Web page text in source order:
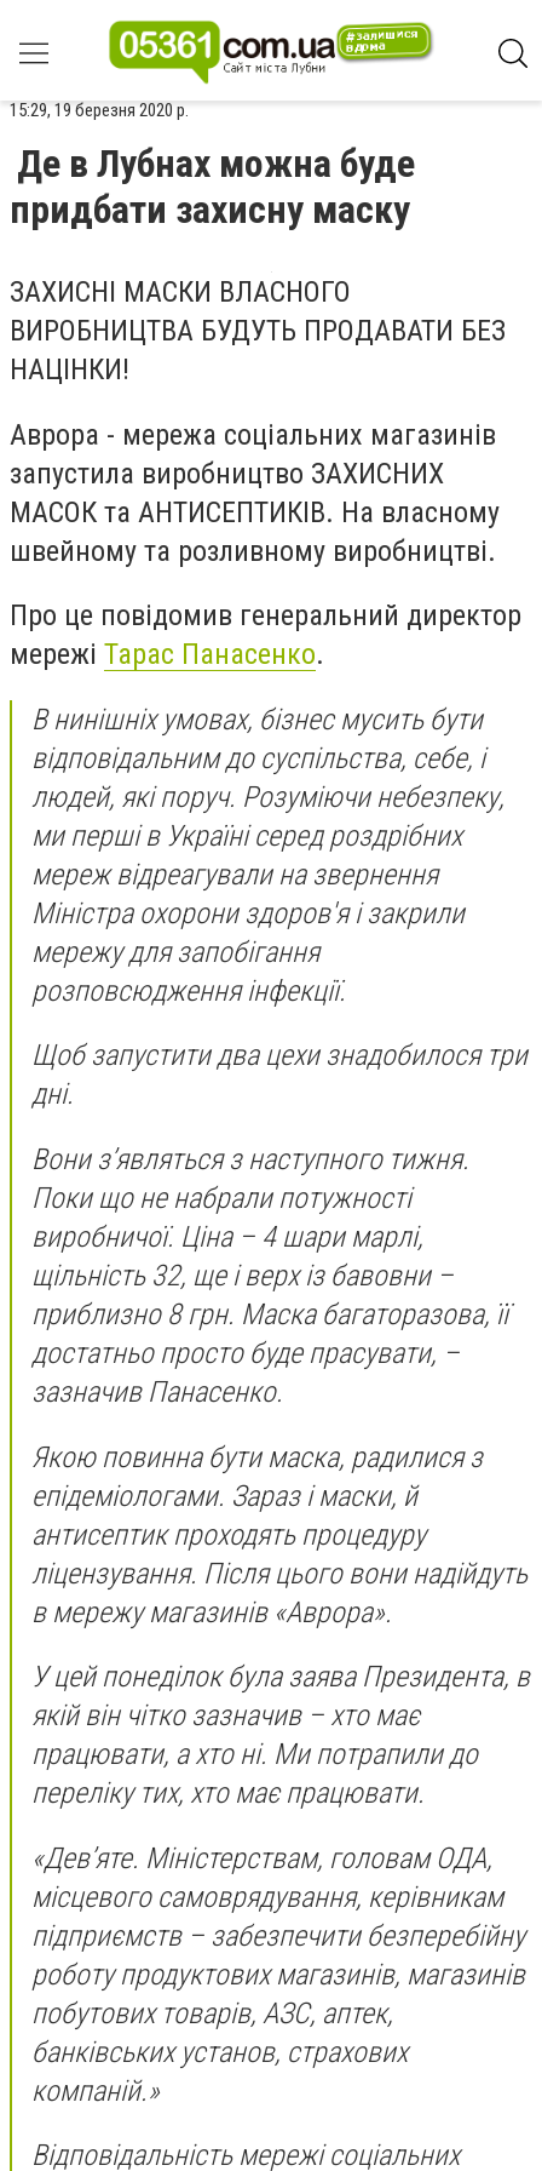
15:29, 19 березня 2020 р.
Де в Лубнах можна буде
придбати захисну маску
ЗАХИСНІ МАСКИ ВЛАСНОГО
ВИРОБНИЦТВА БУДУТЬ ПРОДАВАТИ БЕЗ
НАЦІНКИ!
Аврора - мережа соціальних магазинів
запустила виробництво ЗАХИСНИХ
МАСОК та АНТИСЕПТИКІВ. На власному
швейному та розливному виробництві.
Про це повідомив генеральний директор
мережі Тарас Панасенко.
В нинішніх умовах, бізнес мусить бути
відповідальним до суспільства, себе, і
людей, які поруч. Розуміючи небезпеку,
ми перші в Україні серед роздрібних
мереж відреагували на звернення
Міністра охорони здоров'я і закрили
мережу для запобігання
розповсюдження інфекції.
Щоб запустити два цехи знадобилося три
дні.
Вони з’являться з наступного тижня.
Поки що не набрали потужності
виробничої. Ціна – 4 шари марлі,
щільність 32, ще і верх із бавовни –
приблизно 8 грн. Маска багаторазова, її
достатньо просто буде прасувати, –
зазначив Панасенко.
Якою повинна бути маска, радилися з
епідеміологами. Зараз і маски, й
антисептик проходять процедуру
ліцензування. Після цього вони надійдуть
в мережу магазинів «Аврора».
У цей понеділок була заява Президента, в
якій він чітко зазначив – хто має
працювати, а хто ні. Ми потрапили до
переліку тих, хто має працювати.
«Дев’яте. Міністерствам, головам ОДА,
місцевого самоврядування, керівникам
підприємств – забезпечити безперебійну
роботу продуктових магазинів, магазинів
побутових товарів, АЗС, аптек,
банківських установ, страхових
компаній.»
Відповідальність мережі соціальних